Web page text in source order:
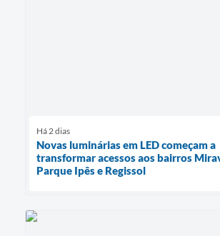
Há 2 dias
Novas luminárias em LED começam a
transformar acessos aos bairros
Parque Ipês e Regissol